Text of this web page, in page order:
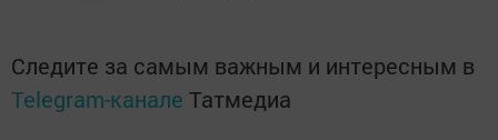
Следите за самым важным и интересным в
Telegram-канале Татмедиа